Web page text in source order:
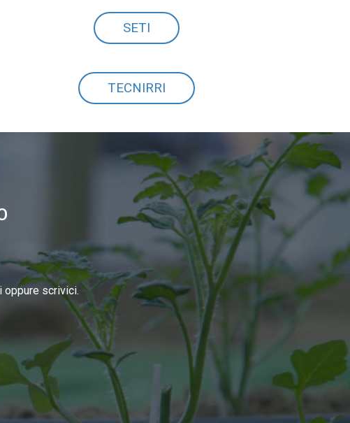
SETI
TECNIRRI
oppure scrivici.